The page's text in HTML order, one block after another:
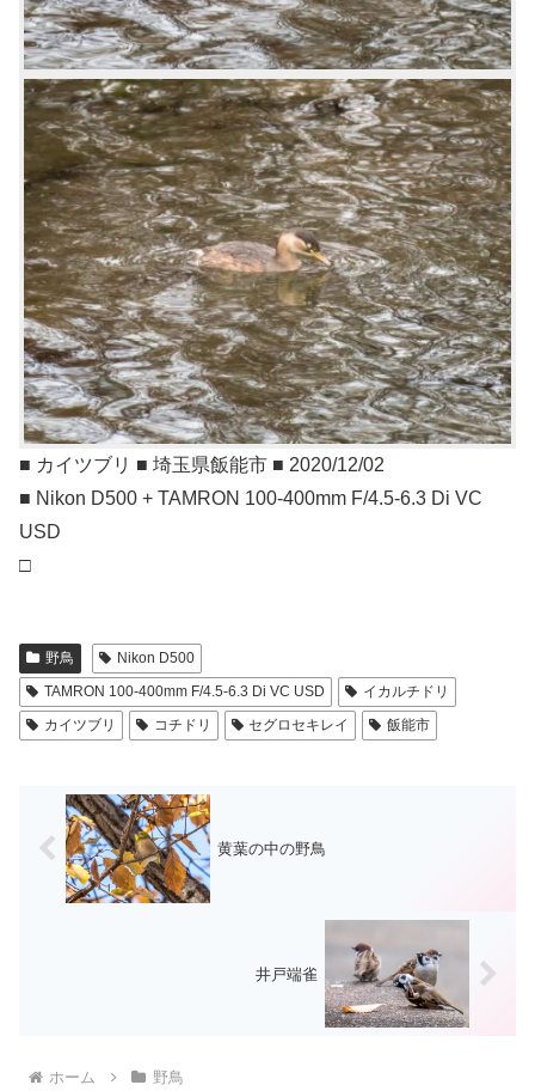
■ カイツブリ ■ 埼玉県飯能市 ■ 2020/12/02
■ Nikon D500 + TAMRON 100-400mm F/4.5-6.3 Di VC
USD
□
野鳥
Nikon D500
TAMRON 100-400mm F/4.5-6.3 Di VC USD
イカルチドリ
カイツブリ
コチドリ セグロセキレイ 飯能市
黄葉の中の野鳥
井戸端雀
ホーム 野鳥